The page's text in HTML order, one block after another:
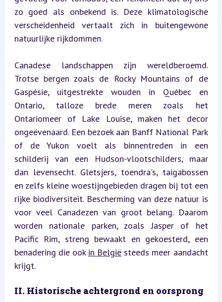
zo goed als onbekend is. Deze klimatologische
verscheidenheid vertaalt zich in buitengewone
natuurlijke rijkdommen.
Canadese landschappen zijn wereldberoemd.
Trotse bergen zoals de Rocky Mountains of de
Gaspésie, uitgestrekte wouden in Québec en
Ontario, talloze brede meren zoals het
Ontariomeer of Lake Louise, maken het decor
ongeëvenaard. Een bezoek aan Banff National Park
of de Yukon voelt als binnentreden in een
schilderij van een Hudson-vlootschilders, maar
dan levensecht. Gletsjers, toendra's, taigabossen
en zelfs kleine woestijngebieden dragen bij tot een
rijke biodiversiteit. Bescherming van deze natuur is
voor veel Canadezen van groot belang. Daarom
worden nationale parken, zoals Jasper of het
Pacific Rim, streng bewaakt en gekoesterd, een
benadering die ook in België steeds meer aandacht
krijgt.
II. Historische achtergrond en oorsprong